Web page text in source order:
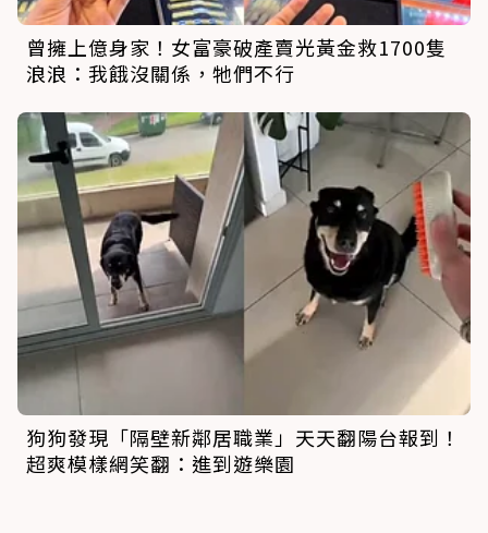
曾擁上億身家！女富豪破產賣光黃金救1700隻
浪浪：我餓沒關係，牠們不行
狗狗發現「隔壁新鄰居職業」天天翻陽台報到！
超爽模樣網笑翻：進到遊樂園